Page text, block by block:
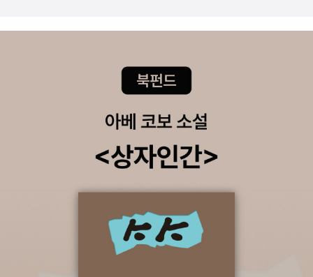
라함, 룻, 라합은 환대로 구원을 받았다고 했다. 물론 우리가 믿는
것들의 선후관계를 그리 명료하게 구분하지 않았던 것 같다. 예수
께서는 가난하고 도움을 필요로 하는 사람을 영접하는 자는 자신
을 영접하는 것과 같다고 하셨고, 야고보서에서는 정탐꾼을 영접
접한 관계가 있다. -----소감근 20년된 친구. 크리스가 몇년전에
시간을 함께 했던 친구였지만 근 20년간의 시간이 다시 그를 만
나 그에게 잠자리를 제공하는 것을 불편하게 만들더라. 크리스도
환영하는 게 어려운데, 완전한 낯선이에게 잠자리를 제공하고, 진
정한 환대를 제공할 수 있을까? 난민 수용에 대해 우리나라에서